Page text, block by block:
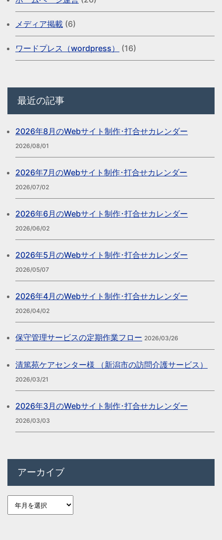
メディア掲載 (6)
ワードプレス（wordpress） (16)
最近の記事
2026年8月のWebサイト制作･打合せカレンダー
2026/08/01
2026年7月のWebサイト制作･打合せカレンダー
2026/07/02
2026年6月のWebサイト制作･打合せカレンダー
2026/06/02
2026年5月のWebサイト制作･打合せカレンダー
2026/05/07
2026年4月のWebサイト制作･打合せカレンダー
2026/04/02
保守管理サービスの定期作業フロー 2026/03/26
清篤苑ケアセンター様 （新潟市の訪問介護サービス）
2026/03/21
2026年3月のWebサイト制作･打合せカレンダー
2026/03/03
アーカイブ